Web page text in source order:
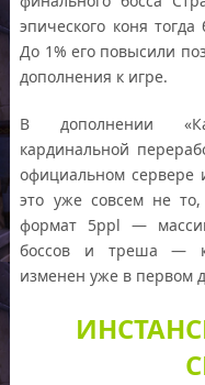
эпического коня
До 1% его повысили
дополнения к игре.
В дополнении
кардинальной
официальном сервере
это уже совсем не
формат 5ppl —
боссов и треша — к
изменен уже в первом